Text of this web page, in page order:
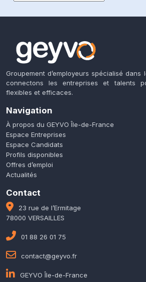
Groupement d’employeurs spécialisé dans
connectons les entreprises et talents
flexibles et efficaces.
Navigation
À propos du GEYVO Île-de-France
Espace Entreprises
Espace Candidats
Profils disponibles
Offres d’emploi
Actualités
Contact
23 rue de l’Ermitage
78000 VERSAILLES
01 88 26 01 75
contact@geyvo.fr
GEYVO Île-de-France